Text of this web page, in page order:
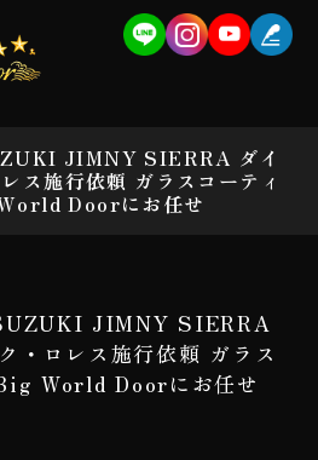
JIMNY SIERRA ダイ
ス施行依頼 ガラスコーティ
Doorにお任せ
JIMNY SIERRA
・ロレス施行依頼 ガラス
World Doorにお任せ